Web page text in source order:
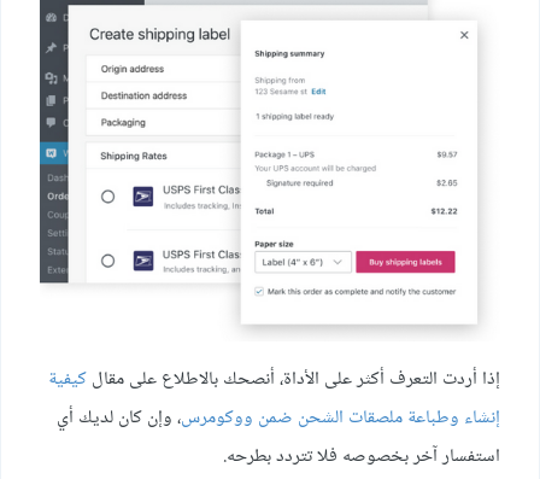
إذا أردت التعرف أكثر على الأداة، أنصحك بالاطلاع على مقالكيفية
إنشاء وطباعة ملصقات الشحن ضمن ووكومرس، وإن كان لديك أي
استفسار آخر بخصوصه فلا تتردد بطرحه.